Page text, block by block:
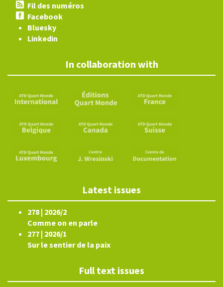
Fil des numéros
Facebook
Bluesky
Linkedin
In collaboration with
Latest issues
278 | 2026/2
Comme on en parle
277 | 2026/1
Sur le sentier de la paix
Full text issues